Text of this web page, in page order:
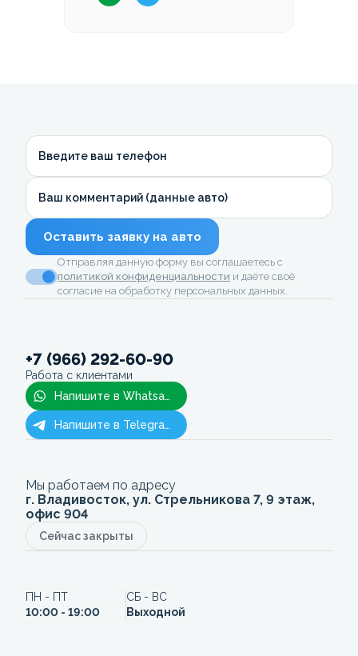
Введите ваш телефон
Ваш комментарий (данные авто)
Оставить заявку на авто
Отправляя данную форму вы соглашаетесь с
политикой конфиденциальности и даёте своё
согласие на обработку персональных данных.
+7 (966) 292-60-90
Работа с клиентами
Напишите в Whatsapp
Напишите в Telegram
Мы работаем по адресу
г. Владивосток, ул. Стрельникова 7, 9 этаж,
офис 904
Сейчас закрыты
ПН - ПТ
10:00 - 19:00
СБ - ВС
Выходной